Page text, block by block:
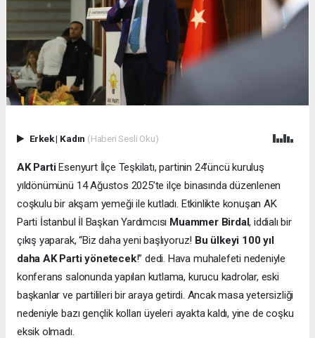
Erkek| Kadın (Haberi Sesli Oku)
AK PartiEsenyurt İlçe Teşkilatı, partinin 24’üncü kuruluş
yıldönümünü 14 Ağustos 2025’te ilçe binasında düzenlenen
coşkulu bir akşam yemeği ile kutladı. Etkinlikte konuşan AK
Parti İstanbul İl Başkan Yardımcısı Muammer Birdal, iddialı bir
çıkış yaparak, “Biz daha yeni başlıyoruz! Bu ülkeyi 100 yıl
daha AK Parti yönetecek!” dedi. Hava muhalefeti nedeniyle
konferans salonunda yapılan kutlama, kurucu kadrolar, eski
başkanlar ve partilileri bir araya getirdi. Ancak masa yetersizliği
nedeniyle bazı gençlik kolları üyeleri ayakta kaldı, yine de coşku
eksik olmadı.